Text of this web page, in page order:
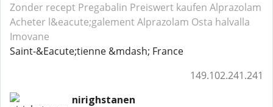
Zonder recept Pregabalin Preiswert kaufen Alprazolam
Acheter l&eacute;galement Alprazolam Osta halvalla
Imovane
Saint-&Eacute;tienne &mdash; France
149.102.241.241
nirighstanen